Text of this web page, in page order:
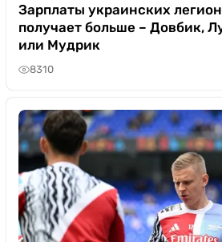
Зарплаты украинских
получает больше – Довбик,
или Мудрик
8310